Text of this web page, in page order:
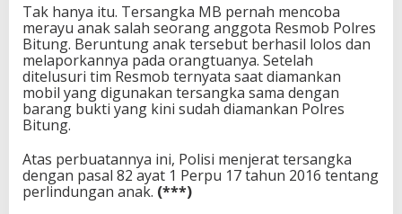
Tak hanya itu. Tersangka MB pernah mencoba
merayu anak salah seorang anggota Resmob Polres
Bitung. Beruntung anak tersebut berhasil lolos dan
melaporkannya pada orangtuanya. Setelah
ditelusuri tim Resmob ternyata saat diamankan
mobil yang digunakan tersangka sama dengan
barang bukti yang kini sudah diamankan Polres
Bitung.
Atas perbuatannya ini, Polisi menjerat tersangka
dengan pasal 82 ayat 1 Perpu 17 tahun 2016 tentang
perlindungan anak. (***)